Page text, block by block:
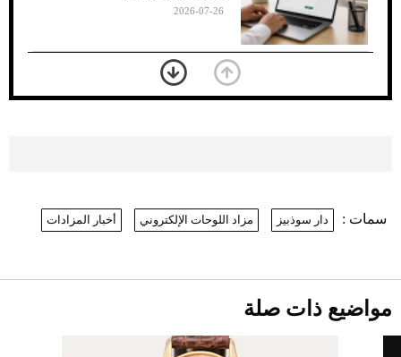
2026-07-26
بعد 7 أشهر من تعرضه لحادث مروع.. جوشوا
يفوز على برينغا بـ"الضربة القاضية" (فيديو)
2026-07-26
سمات : دار سوذبيز مزاد اللوحات الإلكتروني أخبار المزادات
مواضيع ذات صلة